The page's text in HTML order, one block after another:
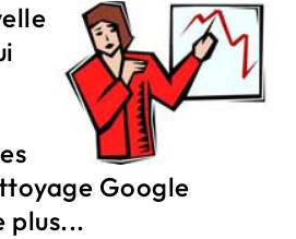
Google
plus...